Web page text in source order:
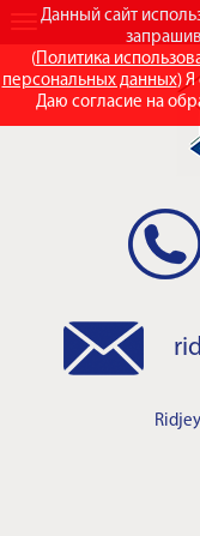
Данный сайт
(Политика
персональных данных) Я
Даю согласие на